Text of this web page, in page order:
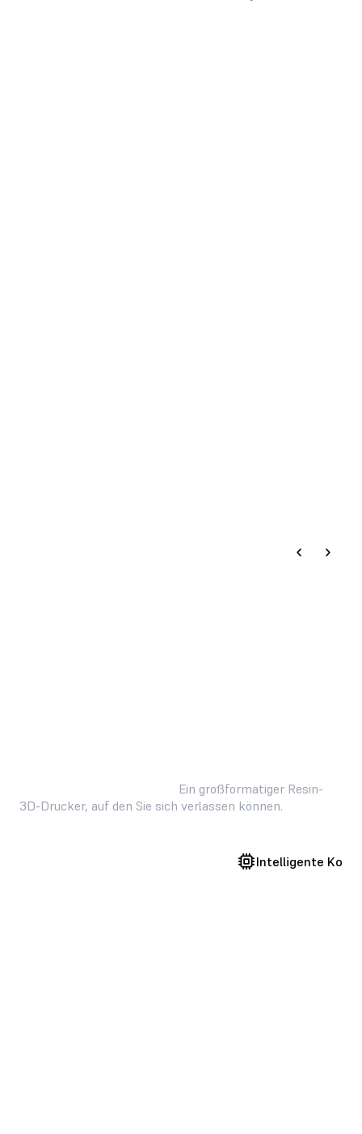
Ein großformatiger Resin-
3D-Drucker, auf den Sie sich verlassen können.
Intelligente